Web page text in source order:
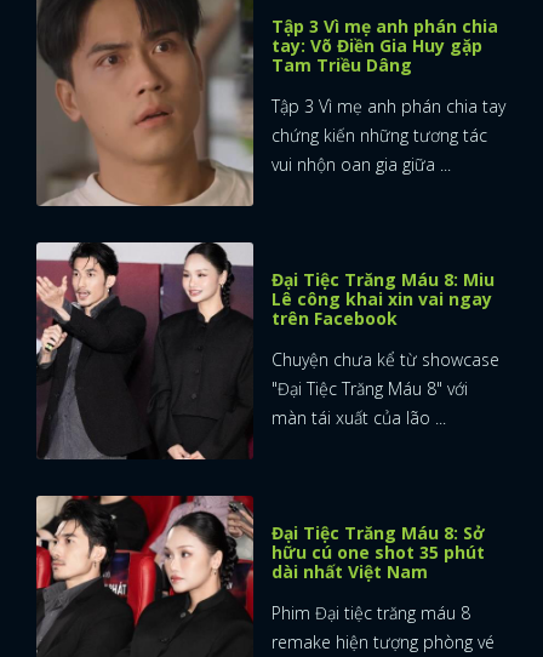
Tập 3 Vì mẹ anh phán chia
tay: Võ Điền Gia Huy gặp
Tam Triều Dâng
Tập 3 Vì mẹ anh phán chia tay
chứng kiến những tương tác
vui nhộn oan gia giữa ...
Đại Tiệc Trăng Máu 8: Miu
Lê công khai xin vai ngay
trên Facebook
Chuyện chưa kể từ showcase
"Đại Tiệc Trăng Máu 8" với
màn tái xuất của lão ...
Đại Tiệc Trăng Máu 8: Sở
hữu cú one shot 35 phút
dài nhất Việt Nam
Phim Đại tiệc trăng máu 8
remake hiện tượng phòng vé